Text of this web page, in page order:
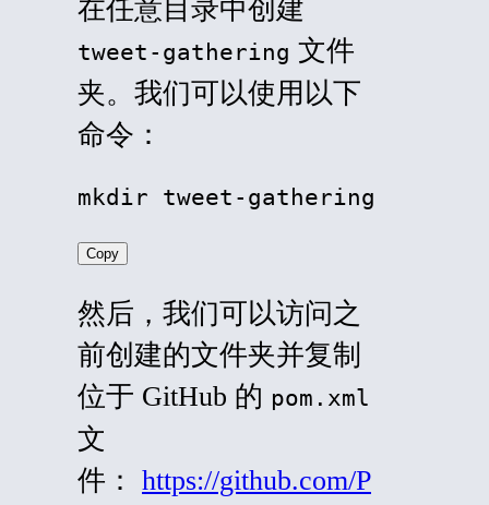
在任意目录中创建
tweet-gathering 文件
夹。我们可以使用以下
命令：
mkdir tweet-gathering
Copy
然后，我们可以访问之
前创建的文件夹并复制
位于 GitHub 的 pom.xml
文
件： https://github.com/P